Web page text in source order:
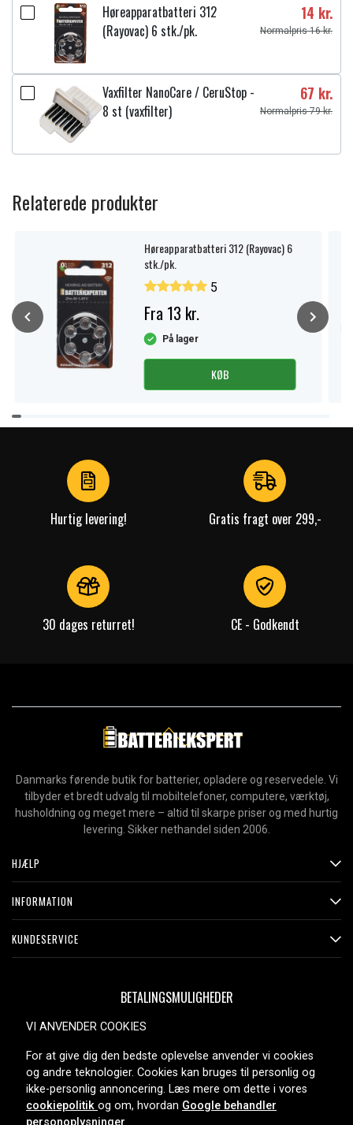
Høreapparatbatteri 312
(Rayovac) 6 stk./pk.
14 kr.
Normalpris 16 kr.
Vaxfilter NanoCare / CeruStop -
8 st (vaxfilter)
67 kr.
Normalpris 79 kr.
Relaterede produkter
Høreapparatbatteri 312 (Rayovac) 6
stk./pk.
5
Fra 13 kr.
På lager
KØB
Item
1
Hurtig levering! Gratis fragt over 299,-
30 dages returret! CE - Godkendt
Danmarks førende butik for batterier, opladere og reservedele. Vi
tilbyder et bredt udvalg til mobiltelefoner, computere, værktøj,
husholdning og meget mere – altid til skarpe priser og med hurtig
levering. Sikker nethandel siden 2006.
HJÆLP
INFORMATION
KUNDESERVICE
BETALINGSMULIGHEDER
LEVERINGSMULIGHEDER
VI ANVENDER COOKIES
For at give dig den bedste oplevelse anvender vi cookies
og andre teknologier. Cookies kan bruges til personlig og
ikke-personlig annoncering. Læs mere om dette i vores
cookiepolitik og om, hvordan Google behandler
personoplysninger